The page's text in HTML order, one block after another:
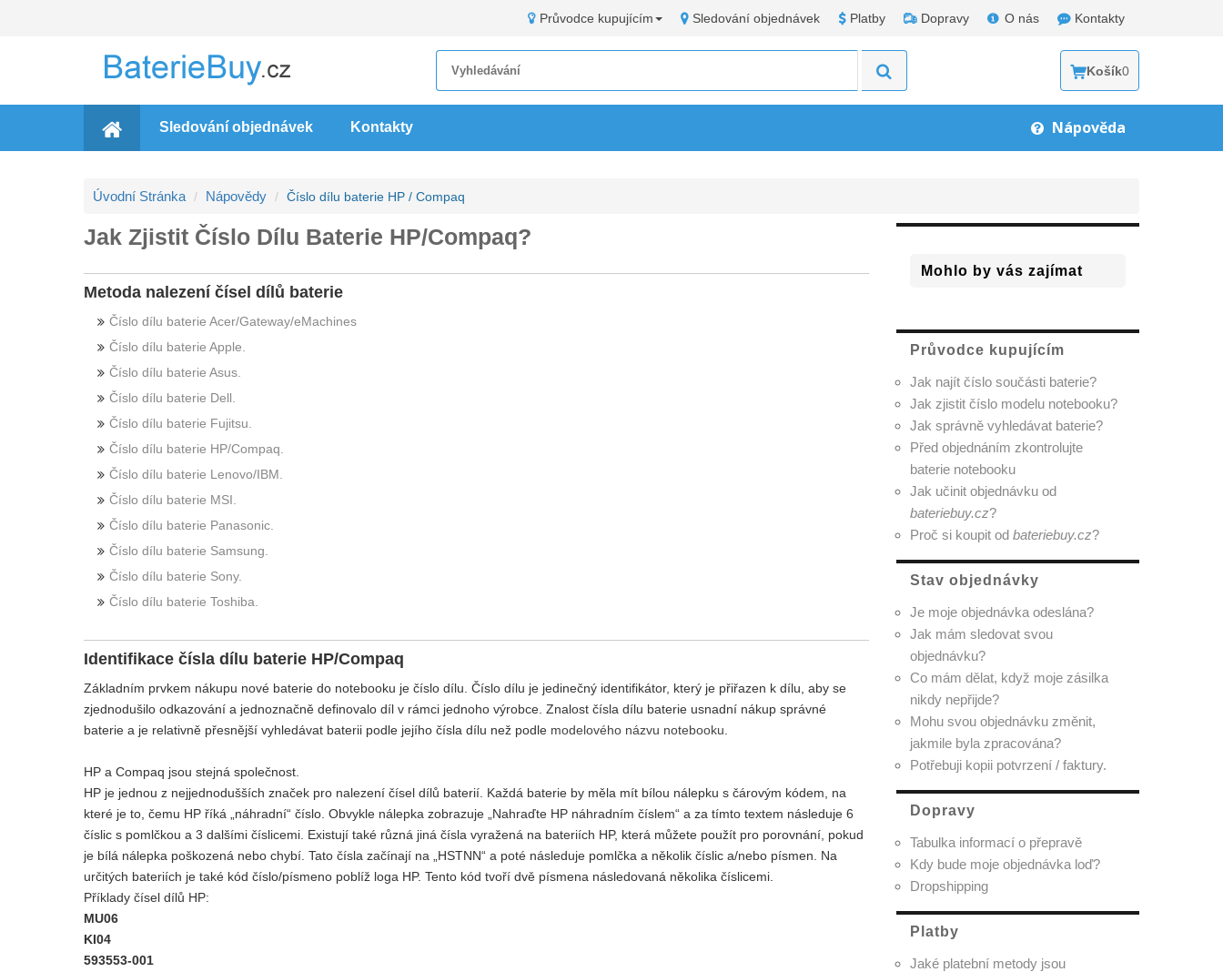
Průvodce kupujícím Sledování objednávek Platby Dopravy O nás Kontakty
Košík0
Sledování objednávek Kontakty Nápověda
Úvodní Stránka Nápovědy Číslo dílu baterie HP / Compaq
Jak Zjistit Číslo Dílu Baterie HP/Compaq?
Metoda nalezení čísel dílů baterie
Číslo dílu baterie Acer/Gateway/eMachines
Číslo dílu baterie Apple.
Číslo dílu baterie Asus.
Číslo dílu baterie Dell.
Číslo dílu baterie Fujitsu.
Číslo dílu baterie HP/Compaq.
Číslo dílu baterie Lenovo/IBM.
Číslo dílu baterie MSI.
Číslo dílu baterie Panasonic.
Číslo dílu baterie Samsung.
Číslo dílu baterie Sony.
Číslo dílu baterie Toshiba.
Identifikace čísla dílu baterie HP/Compaq
Základním prvkem nákupu nové baterie do notebooku je číslo dílu. Číslo dílu je jedinečný identifikátor, který je přiřazen k dílu, aby se
zjednodušilo odkazování a jednoznačně definovalo díl v rámci jednoho výrobce. Znalost čísla dílu baterie usnadní nákup správné
baterie a je relativně přesnější vyhledávat baterii podle jejího čísla dílu než podle modelového názvu notebooku
HP a Compaq jsou stejná společnost.
HP je jednou z nejjednodušších značek pro nalezení čísel dílů baterií. Každá baterie by měla mít bílou nálepku s čárovým kódem, na
které je to, čemu HP říká „náhradní“ číslo. Obvykle nálepka zobrazuje „Nahraďte HP náhradním číslem“ a za tímto textem následuje 6
číslic s pomlčkou a 3 dalšími číslicemi. Existují také různá jiná čísla vyražená na bateriích HP, která můžete použít pro porovnání, pokud
je bílá nálepka poškozená nebo chybí. Tato čísla začínají na „HSTNN“ a poté následuje pomlčka a několik číslic a/nebo písmen. Na
určitých bateriích je také kód číslo/písmeno poblíž loga HP. Tento kód tvoří dvě písmena následovaná několika číslicemi.
Příklady čísel dílů HP:
MU06
KI04
593553-001
Mohlo by vás zajímat
Průvodce kupujícím
Jak najít číslo součásti baterie?
Jak zjistit číslo modelu notebooku?
Jak správně vyhledávat baterie?
Před objednáním zkontrolujte
baterie notebooku
Jak učinit objednávku od
bateriebuy.cz?
Proč si koupit od bateriebuy.cz?
Stav objednávky
Je moje objednávka odeslána?
Jak mám sledovat svou
objednávku?
Co mám dělat, když moje zásilka
nikdy nepřijde?
Mohu svou objednávku změnit,
jakmile byla zpracována?
Potřebuji kopii potvrzení / faktury.
Dopravy
Tabulka informací o přepravě
Kdy bude moje objednávka loď?
Dropshipping
Platby
Jaké platební metody jsou